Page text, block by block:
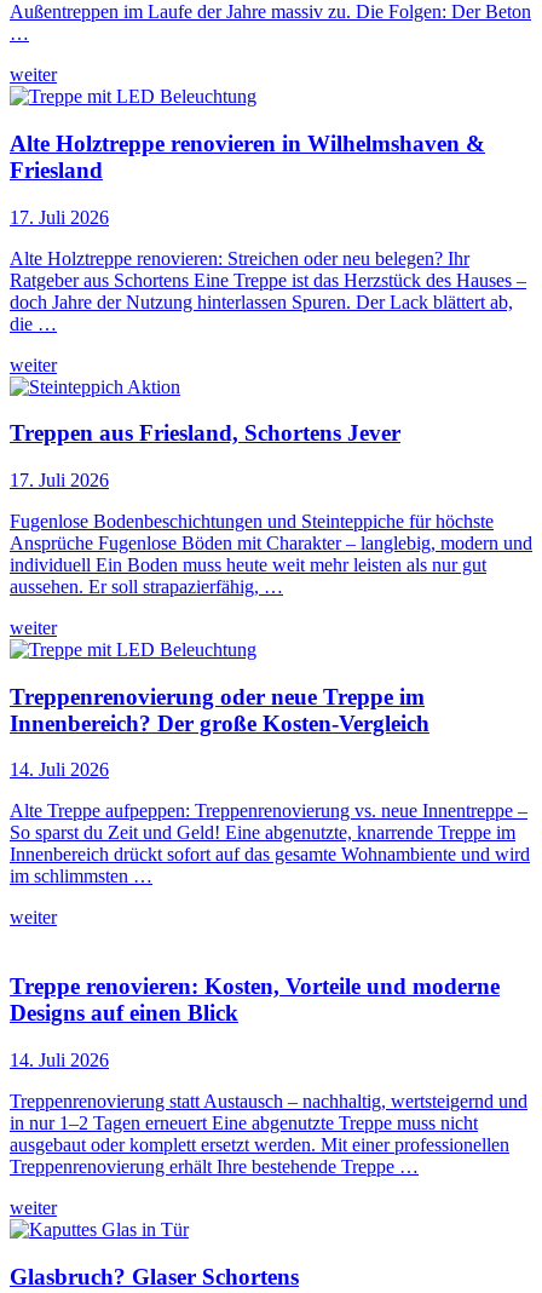
Außentreppen im Laufe der Jahre massiv zu. Die Folgen: Der Beton
…
weiter
Alte Holztreppe renovieren in Wilhelmshaven &
Friesland
17. Juli 2026
Alte Holztreppe renovieren: Streichen oder neu belegen? Ihr
Ratgeber aus Schortens Eine Treppe ist das Herzstück des Hauses –
doch Jahre der Nutzung hinterlassen Spuren. Der Lack blättert ab,
die …
weiter
Treppen aus Friesland, Schortens Jever
17. Juli 2026
Fugenlose Bodenbeschichtungen und Steinteppiche für höchste
Ansprüche Fugenlose Böden mit Charakter – langlebig, modern und
individuell Ein Boden muss heute weit mehr leisten als nur gut
aussehen. Er soll strapazierfähig, …
weiter
Treppenrenovierung oder neue Treppe im
Innenbereich? Der große Kosten-Vergleich
14. Juli 2026
Alte Treppe aufpeppen: Treppenrenovierung vs. neue Innentreppe –
So sparst du Zeit und Geld! Eine abgenutzte, knarrende Treppe im
Innenbereich drückt sofort auf das gesamte Wohnambiente und wird
im schlimmsten …
weiter
Treppe renovieren: Kosten, Vorteile und moderne
Designs auf einen Blick
14. Juli 2026
Treppenrenovierung statt Austausch – nachhaltig, wertsteigernd und
in nur 1–2 Tagen erneuert Eine abgenutzte Treppe muss nicht
ausgebaut oder komplett ersetzt werden. Mit einer professionellen
Treppenrenovierung erhält Ihre bestehende Treppe …
weiter
Glasbruch? Glaser Schortens